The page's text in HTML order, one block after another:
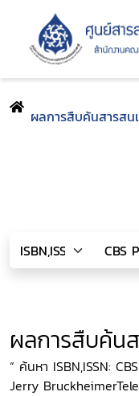
ผลการสืบค้นสารสน
ผลการสืบค้น
“ ค้นหา ISBN,ISSN:
Jerry